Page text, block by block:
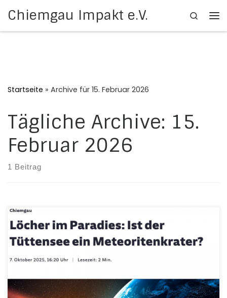
Zum Inhalt springen
Chiemgau Impakt e.V.
Search
Startseite » Archive für 15. Februar 2026
Tägliche Archive: 15.
Februar 2026
1 Beitrag